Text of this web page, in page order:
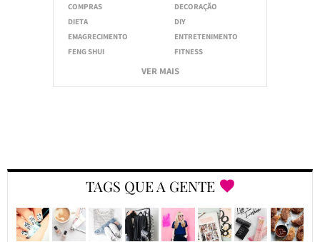
COMPRAS
DECORAÇÃO
DIETA
DIY
EMAGRECIMENTO
ENTRETENIMENTO
FENG SHUI
FITNESS
VER MAIS
TAGS QUE A GENTE